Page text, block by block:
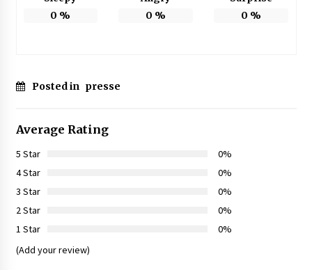
0 % 0 % 0 %
Posted in presse
Average Rating
5 Star
0%
4 Star
0%
3 Star
0%
2 Star
0%
1 Star
0%
(Add your review)